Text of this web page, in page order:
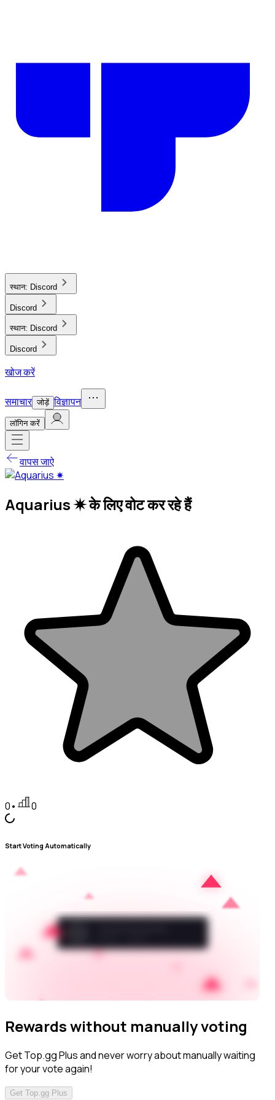
स्थान: Discord
Discord
स्थान: Discord
Discord
खोज करें
समाचार जोड़ें विज्ञापन
लाॅगिन करें
वापस जाऐ
Aquarius ✷ के लिए वोट कर रहे हैं
0• 0
Start Voting Automatically
Rewards without manually voting
Get Top.gg Plus and never worry about manually waiting
for your vote again!
Get Top.gg Plus